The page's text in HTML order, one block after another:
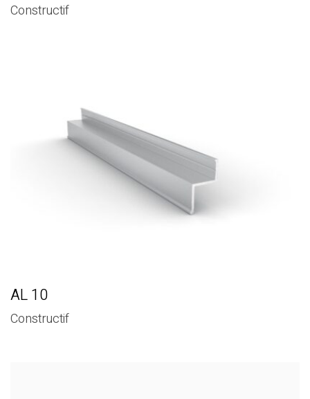
Constructif
AL 10
Constructif